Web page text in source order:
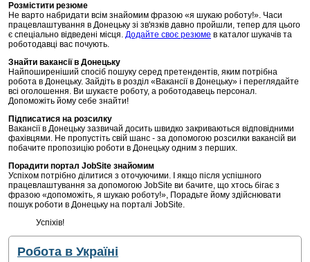
Розмістити резюме
Не варто набридати всім знайомим фразою «я шукаю роботу!». Часи
працевлаштування в Донецьку зі зв'язків давно пройшли, тепер для цього
є спеціально відведені місця. Додайте своє резюме в каталог шукачів та
роботодавці вас почують.
Знайти вакансії в Донецьку
Найпоширеніший спосіб пошуку серед претендентів, яким потрібна
робота в Донецьку. Зайдіть в розділ «Вакансії в Донецьку» і переглядайте
всі оголошення. Ви шукаєте роботу, а роботодавець персонал.
Допоможіть йому себе знайти!
Підписатися на розсилку
Вакансії в Донецьку зазвичай досить швидко закриваються відповідними
фахівцями. Не пропустіть свій шанс - за допомогою розсилки вакансій ви
побачите пропозицію роботи в Донецьку одним з перших.
Порадити портал JobSite знайомим
Успіхом потрібно ділитися з оточуючими. І якщо після успішного
працевлаштування за допомогою JobSite ви бачите, що хтось бігає з
фразою «допоможіть, я шукаю роботу!», Порадьте йому здійснювати
пошук роботи в Донецьку на порталі JobSite.
Успіхів!
Робота в Україні